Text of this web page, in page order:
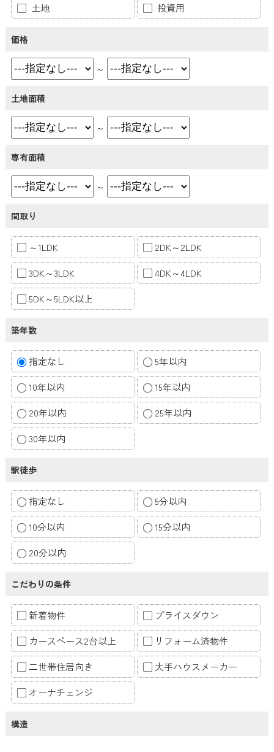
土地
投資用
価格
～
土地面積
～
専有面積
～
間取り
～1LDK
2DK～2LDK
3DK～3LDK
4DK～4LDK
5DK～5LDK以上
築年数
指定なし
5年以内
10年以内
15年以内
20年以内
25年以内
30年以内
駅徒歩
指定なし
5分以内
10分以内
15分以内
20分以内
こだわりの条件
新着物件
プライスダウン
カースペース2台以上
リフォーム済物件
二世帯住居向き
大手ハウスメーカー
オーナチェンジ
構造